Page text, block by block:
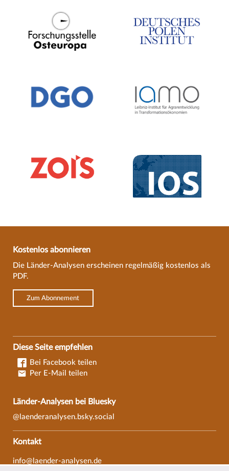
Kostenlos abonnieren
Die Länder-Analysen erscheinen regelmäßig kostenlos als
PDF.
Zum Abonnement
Diese Seite empfehlen
Bei Facebook teilen
Per E-Mail teilen
Länder-Analysen bei Bluesky
@laenderanalysen.bsky.social
Kontakt
info@laender-analysen.de